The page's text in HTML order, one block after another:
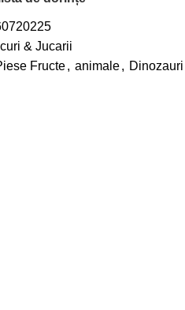
& Jucarii
Fructe, animale,